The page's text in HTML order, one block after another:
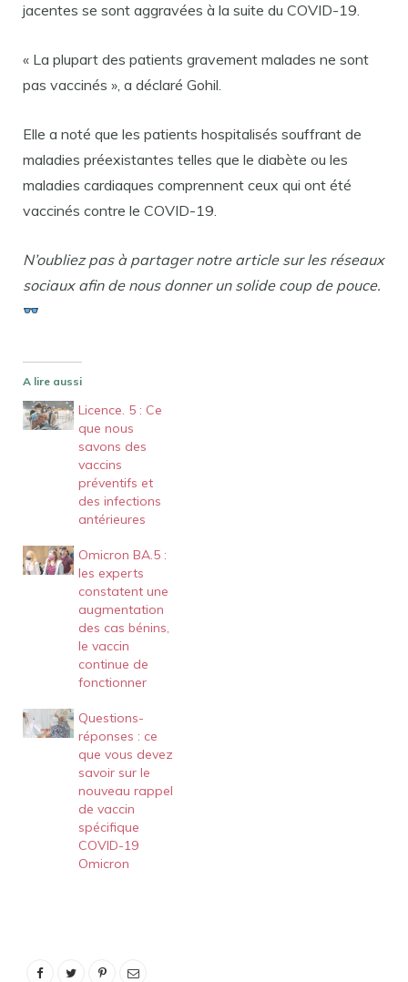
jacentes se sont aggravées à la suite du COVID-19.
« La plupart des patients gravement malades ne sont
pas vaccinés », a déclaré Gohil.
Elle a noté que les patients hospitalisés souffrant de
maladies préexistantes telles que le diabète ou les
maladies cardiaques comprennent ceux qui ont été
vaccinés contre le COVID-19.
N’oubliez pas à partager notre article sur les réseaux
sociaux afin de nous donner un solide coup de pouce.
A lire aussi
Licence. 5 : Ce
que nous
savons des
vaccins
préventifs et
des infections
antérieures
Omicron BA.5 :
les experts
constatent une
augmentation
des cas bénins,
le vaccin
continue de
fonctionner
Questions-
réponses : ce
que vous devez
savoir sur le
nouveau rappel
de vaccin
spécifique
COVID-19
Omicron